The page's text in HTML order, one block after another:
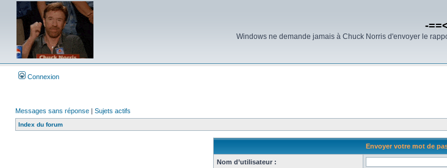
-
Windows ne demande jamais à Chuck Norris d'envoyer le
Connexion
Messages sans réponse | Sujets actifs
Index du forum
Envoyer votre mot de
Nom d’utilisateur :